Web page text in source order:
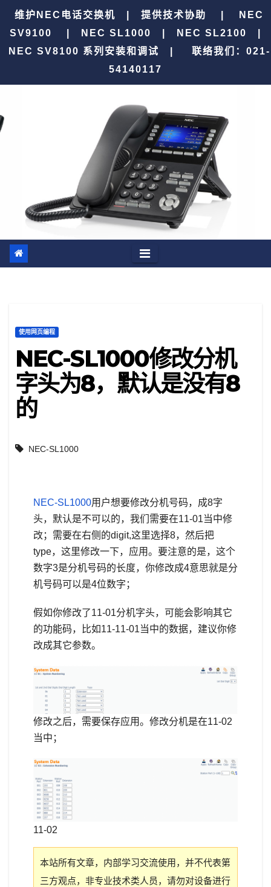
维护NEC电话交换机 | 提供技术协助 | NEC
SV9100 | NEC SL1000 | NEC SL2100 |
NEC SV8100 系列安装和调试 |
联络我们：021-
54140117
使用网页编程
NEC-SL1000修改分机
字头为8，默认是没有8
的
NEC-SL1000
NEC-SL1000用户想要修改分机号码，成8字
头，默认是不可以的，我们需要在11-01当中修
改；需要在右侧的digit,这里选择8，然后把
type，这里修改一下，应用。要注意的是，这个
数字3是分机号码的长度，你修改成4意思就是分
机号码可以是4位数字；
假如你修改了11-01分机字头，可能会影响其它
的功能码，比如11-11-01当中的数据，建议你修
改成其它参数。
修改之后，需要保存应用。修改分机是在11-02
当中；
11-02
本站所有文章，内部学习交流使用，并不代表第
三方观点，非专业技术类人员，请勿对设备进行